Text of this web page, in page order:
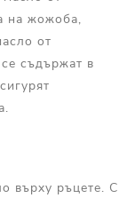
на жожоба,
от
съдържат в
върху ръцете. С